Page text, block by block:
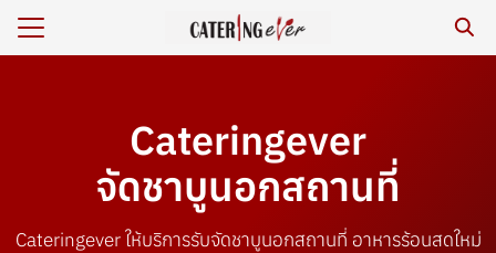
Cateringever
จัดชาบูนอกสถานที่
Cateringever ให้บริการรับจัดชาบูนอกสถานที่ อาหารร้อนสดใหม่